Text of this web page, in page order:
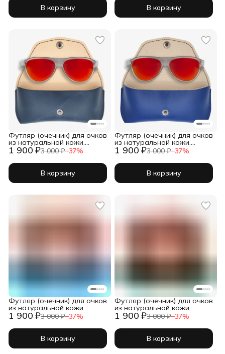
В корзину
В корзину
1 900 ₽3 000 ₽−37%
Футляр (очечник) для очков
из натуральной кожи.
Темно-синий. Кейс для
очков
В корзину
1 900 ₽3 000 ₽−37%
Футляр (очечник) для очков
из натуральной кожи.
Синий. Кейс для очков
В корзину
1 900 ₽3 000 ₽−37%
Футляр (очечник) для очков
из натуральной кожи.
Голубой. Кейс для очков
В корзину
1 900 ₽3 000 ₽−37%
Футляр (очечник) для очков
из натуральной кожи.
Зеленый крокодил
В корзину